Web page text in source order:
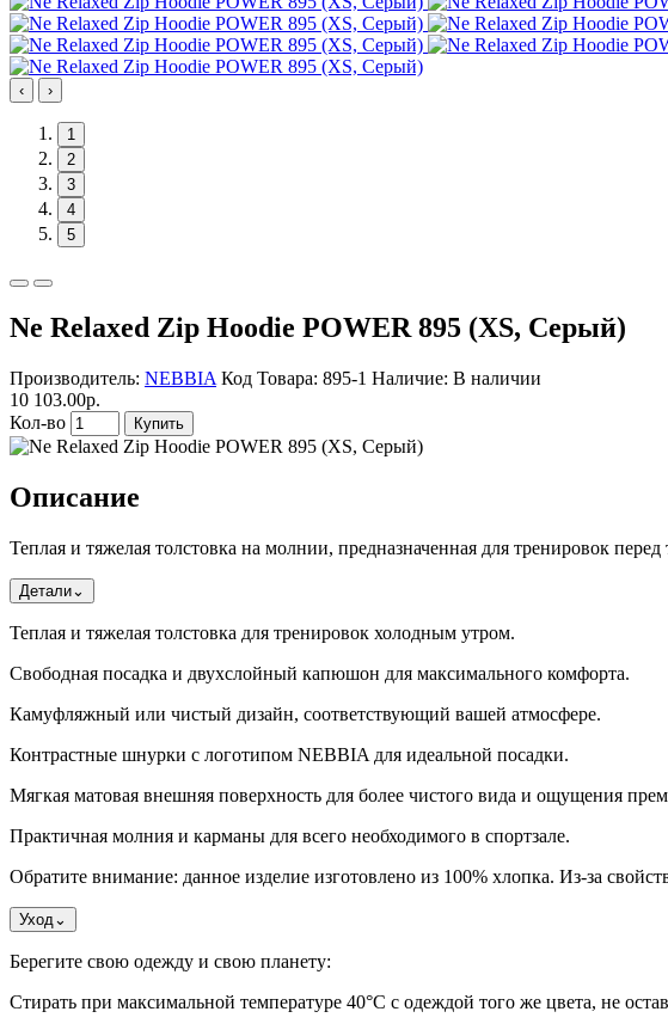
‹ ›
1
2
3
4
5
Ne Relaxed Zip Hoodie POWER 895 (XS, Серый)
Производитель: NEBBIA Код Товара: 895-1 Наличие: В наличии
10 103.00р.
Кол-во
Купить
Описание
Теплая и тяжелая толстовка на молнии, предназначенная для тренировок
Детали⌄
Теплая и тяжелая толстовка для тренировок холодным утром.
Свободная посадка и двухслойный капюшон для максимального комфорта.
Камуфляжный или чистый дизайн, соответствующий вашей атмосфере.
Контрастные шнурки с логотипом NEBBIA для идеальной посадки.
Мягкая матовая внешняя поверхность для более чистого вида и ощущения
Практичная молния и карманы для всего необходимого в спортзале.
Обратите внимание: данное изделие изготовлено из 100% хлопка. Из-за
Уход ⌄
Берегите свою одежду и свою планету:
Стирать при максимальной температуре 40°C с одеждой того же цвета, не